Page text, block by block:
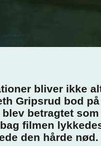
bliver ikke
Gripsrud bod
blev betragtet
filmen
den hårde nød.